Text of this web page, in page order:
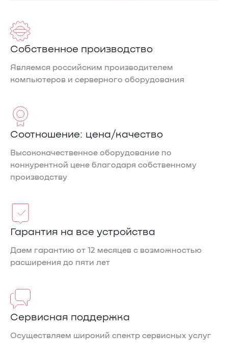
Собственное производство
Являемся российским производителем
компьютеров и серверного оборудования
Соотношение: цена/качество
Высококачественное оборудование по
конкурентной цене благодаря собственному
производству
Гарантия на все устройства
Даем гарантию от 12 месяцев с возможностью
расширения до пяти лет
Cервисная поддержка
Осуществляем широкий спектр сервисных услуг